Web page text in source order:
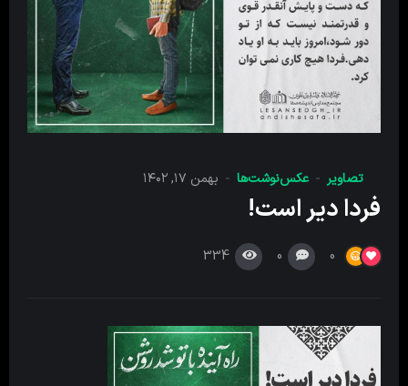
تصاویر عکس‌نوشت‌ها بهمن ۱۷, ۱۴۰۲
فردا دیر است!
0
0
334